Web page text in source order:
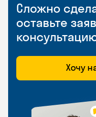
Сложно
оставьте
Хочу